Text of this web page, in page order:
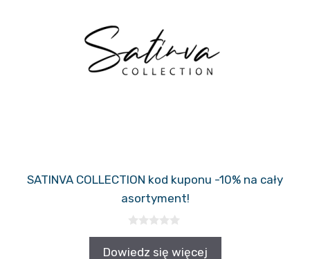
SATINVA COLLECTION kod kuponu -10% na cały
asortyment!
5
Dowiedz się więcej